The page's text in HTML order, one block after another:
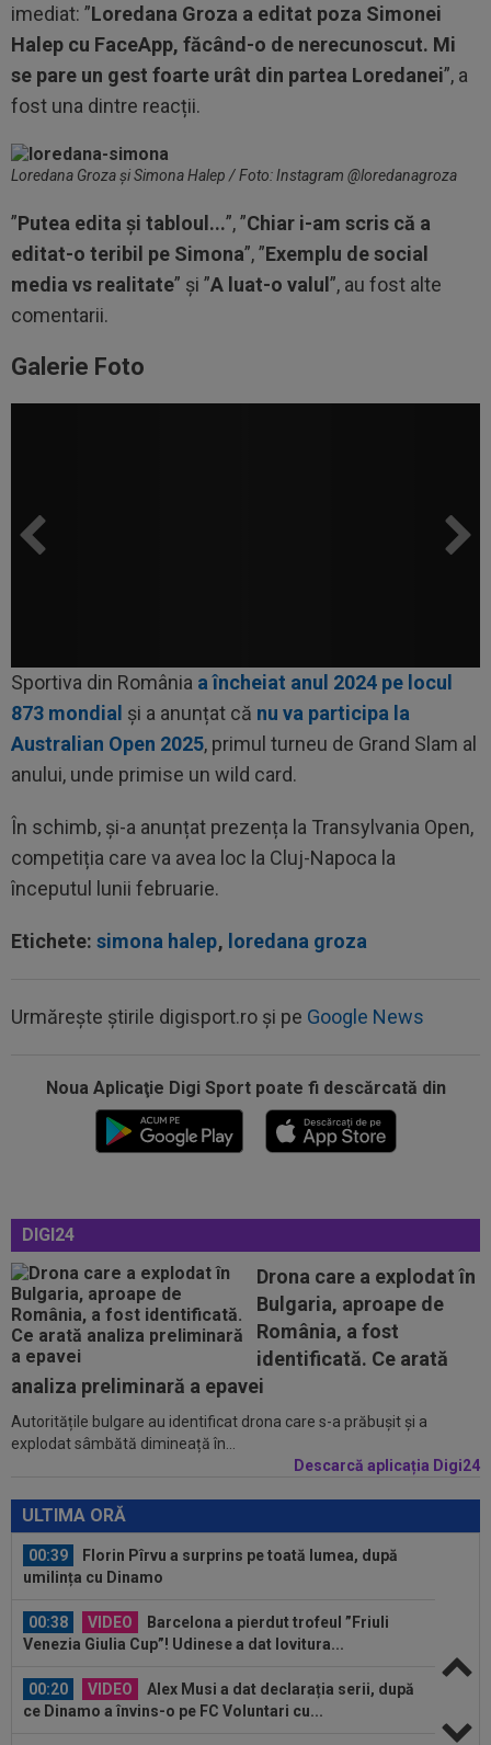
imediat: ”Loredana Groza a editat poza Simonei
Halep cu FaceApp, făcând-o de nerecunoscut. Mi
se pare un gest foarte urât din partea Loredanei”, a
fost una dintre reacții.
Loredana Groza și Simona Halep / Foto: Instagram @loredanagroza
”Putea edita și tabloul...”, ”Chiar i-am scris că a
editat-o teribil pe Simona”, ”Exemplu de social
media vs realitate” și ”A luat-o valul”, au fost alte
comentarii.
Galerie Foto
Sportiva din România a încheiat anul 2024 pe locul
873 mondial și a anunțat că nu va participa la
Australian Open 2025, primul turneu de Grand Slam al
anului, unde primise un wild card.
În schimb, și-a anunțat prezența la Transylvania Open,
competiția care va avea loc la Cluj-Napoca la
începutul lunii februarie.
Etichete: simona halep, loredana groza
Urmărește știrile digisport.ro și pe Google News
Noua Aplicaţie Digi Sport poate fi descărcată din
DIGI24
Drona care a explodat în
Bulgaria, aproape de
România, a fost
identificată. Ce arată
analiza preliminară a epavei
Autoritățile bulgare au identificat drona care s-a prăbușit și a
explodat sâmbătă dimineață în...
Descarcă aplicația Digi24
ULTIMA ORĂ
00:38 VIDEO
Barcelona a pierdut trofeul ”Friuli
Venezia Giulia Cup”! Udinese a dat lovitura...
VIDEO
Alex Musi a dat declarația serii, după
00:20 VIDEO
Estrela - Sporting 2-2. Meci
spectaculos! Ianis Stoica a fost titular. Cele mai...
00:02 EXCLUSIV
Florin Prunea s-a convins, după
Dinamo - FC Voluntari: ”Fotbalist! Extraordinar”
00:00
Ion Gheorghe a rupt tăcerea, după ce a
provocat penalty-ul din care Dinamo a...
07:10
Ioan Varga a luat decizia în cazul lui Marian
Huja! Fundașul e dorit de Rapid
întrebat de Adrian Mazilu după...
00:39
Florin Pîrvu a surprins pe toată lumea, după
umilința cu Dinamo
00:38 VIDEO
Barcelona a pierdut trofeul ”Friuli
Venezia Giulia Cup”! Udinese a dat lovitura...
00:20 VIDEO
Alex Musi a dat declarația serii, după
ce Dinamo a învins-o pe FC Voluntari cu...